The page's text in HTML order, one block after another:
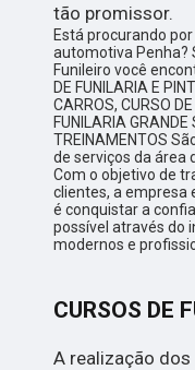
tão promissor.
Está procurando
automotiva Penha?
Funileiro você
DE FUNILARIA E
CARROS, CURSO
FUNILARIA GRANDE
TREINAMENTOS
de serviços da área
Com o objetivo de
clientes, a empresa
é conquistar a
possível através do
modernos e
CURSOS DE
A realização